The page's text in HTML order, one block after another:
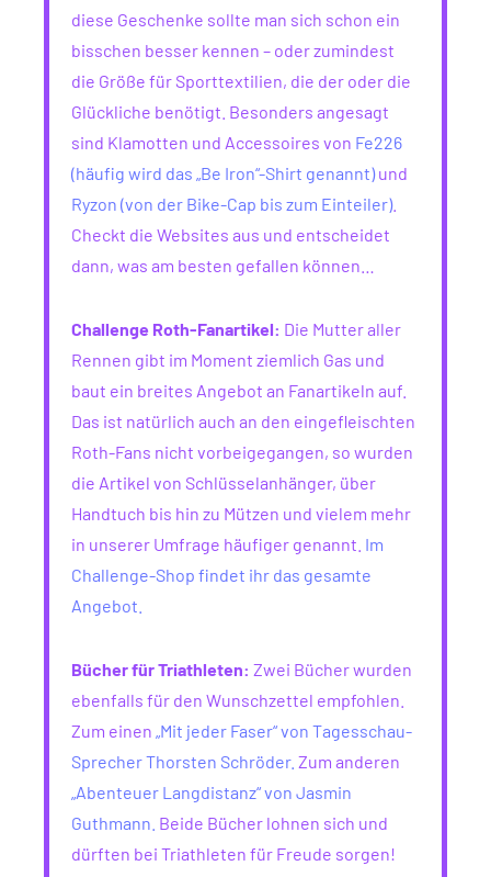
diese Geschenke sollte man sich schon ein
bisschen besser kennen – oder zumindest
die Größe für Sporttextilien, die der oder die
Glückliche benötigt. Besonders angesagt
sind Klamotten und Accessoires von Fe226
(häufig wird das „Be Iron“-Shirt genannt)und
Ryzon (von der Bike-Cap bis zum Einteiler).
Checkt die Websites aus und entscheidet
dann, was am besten gefallen können…
Challenge Roth-Fanartikel: Die Mutter aller
Rennen gibt im Moment ziemlich Gas und
baut ein breites Angebot an Fanartikeln auf.
Das ist natürlich auch an den eingefleischten
Roth-Fans nicht vorbeigegangen, so wurden
die Artikel von Schlüsselanhänger, über
Handtuch bis hin zu Mützen und vielem mehr
in unserer Umfrage häufiger genannt. Im
Challenge-Shop findet ihr das gesamte
Angebot.
Bücher für Triathleten: Zwei Bücher wurden
ebenfalls für den Wunschzettel empfohlen.
Zum einen „Mit jeder Faser“ von Tagesschau-
Sprecher Thorsten Schröder. Zum anderen
„Abenteuer Langdistanz“ von Jasmin
Guthmann. Beide Bücher lohnen sich und
dürften bei Triathleten für Freude sorgen!